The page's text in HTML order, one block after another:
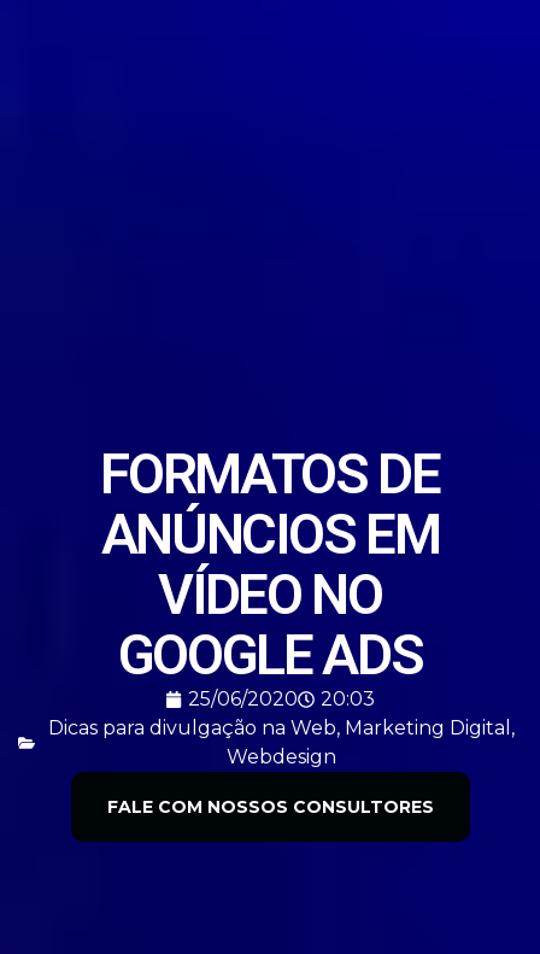
FORMATOS DE
ANÚNCIOS EM
VÍDEO NO
GOOGLE ADS
25/06/2020
20:03
Dicas para divulgação na Web, Marketing Digital ,
Webdesign
FALE COM NOSSOS CONSULTORES